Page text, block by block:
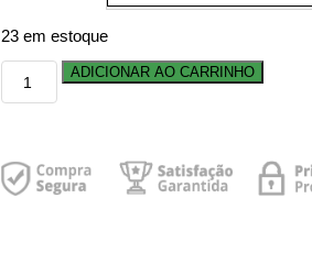
23 em estoque
ADICIONAR AO CARRINHO